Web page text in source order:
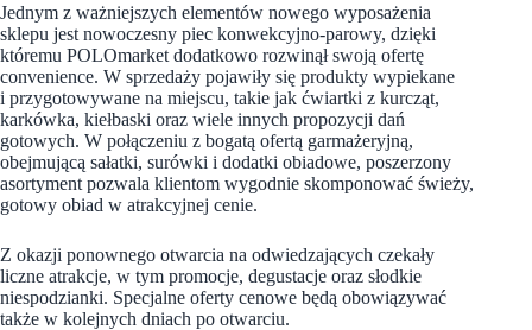
Jednym z ważniejszych elementów nowego wyposażenia
sklepu jest nowoczesny piec konwekcyjno-parowy, dzięki
któremu POLOmarket dodatkowo rozwinął swoją ofertę
convenience. W sprzedaży pojawiły się produkty wypiekane
i przygotowywane na miejscu, takie jak ćwiartki z kurcząt,
karkówka, kiełbaski oraz wiele innych propozycji dań
gotowych. W połączeniu z bogatą ofertą garmażeryjną,
obejmującą sałatki, surówki i dodatki obiadowe, poszerzony
asortyment pozwala klientom wygodnie skomponować świeży,
gotowy obiad w atrakcyjnej cenie.
Z okazji ponownego otwarcia na odwiedzających czekały
liczne atrakcje, w tym promocje, degustacje oraz słodkie
niespodzianki. Specjalne oferty cenowe będą obowiązywać
także w kolejnych dniach po otwarciu.